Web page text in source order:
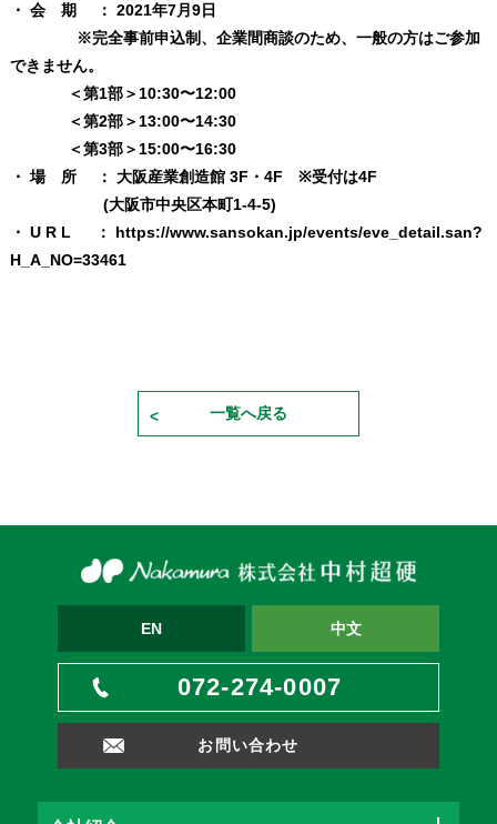
・ 会 期 ： 2021年7月9日
※完全事前申込制、企業間商談のため、一般の方はご参加
できません。
＜第1部＞10:30〜12:00
＜第2部＞13:00〜14:30
＜第3部＞15:00〜16:30
・ 場 所 ： 大阪産業創造館 3F・4F ※受付は4F
(大阪市中央区本町1-4-5)
・ U R L ： https://www.sansokan.jp/events/eve_detail.san?
H_A_NO=33461
一覧へ戻る
EN 中文
072-274-0007
お問い合わせ